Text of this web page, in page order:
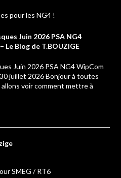
pour les NG4 !
Juin 2026 PSA NG4
Le Blog de T.BOUZIGE
Juin 2026 PSA NG4 WipCom
juillet 2026 Bonjour à toutes
voir comment mettre à
SMEG / RT6